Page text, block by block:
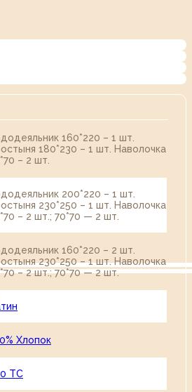
160*220 – 1 шт.
180*230 – 1 шт. Наволочка
– 2 шт.
200*220 – 1 шт.
230*250 – 1 шт. Наволочка
– 2 шт.; 70*70 — 2 шт.
160*220 – 2 шт.
230*250 – 1 шт. Наволочка
– 2 шт.; 70*70 — 2 шт.
Хлопок
TC